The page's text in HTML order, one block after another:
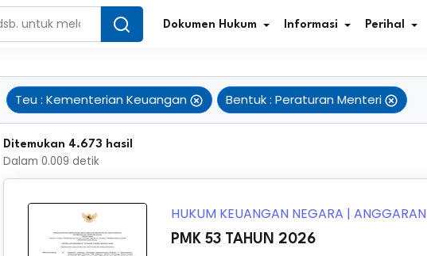
Dokumen Hukum Informasi
Infografis Regulasi
Direktori Regulasi
Program Perencanaan
Berita
Jurnal HKN
Perihal
Teu:Kementerian Keuangan Bentuk:Peraturan Menteri
Ditemukan 4.673 hasil
Dalam0.009 detik
HUKUM KEUANGAN NEGARA |ANGGARAN
PMK 53 TAHUN 2026